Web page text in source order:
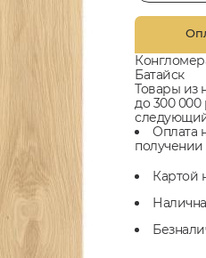
Батайск
Товары из
до 300 000
Оплата
получении
Картой